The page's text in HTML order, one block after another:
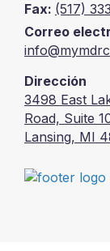
Fax: (517)
Correo
Dirección
3498 East
Road, Suite
Lansing, MI